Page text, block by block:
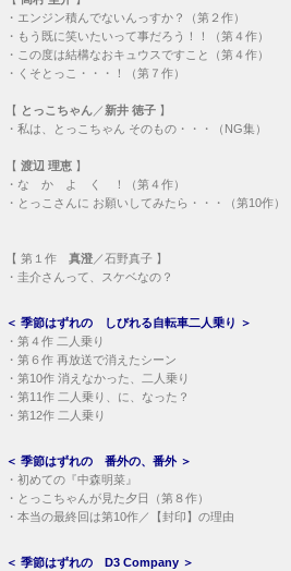
・ エンジン積んでないんっすか？（第２作）
・ もう既に笑いたいって事だろう！！（第４作）
・ この度は結構なおキュウスですこと（第４作）
・ くそとっこ・・・！（第７作）
【 とっこちゃん ／新井 徳子 】
・ 私は、とっこちゃん そのもの・・・（NG集）
【 渡辺 理恵 】
・ な か よ く ！（第４作）
・ とっこさんに お願いしてみたら・・・（第10作）
【 第１作 真澄 ／石野真子 】
・ 圭介さんって、スケベなの？
＜ 季節はずれの しびれる自転車二人乗り ＞
・ 第４作 二人乗り
・ 第６作 再放送で消えたシーン
・ 第10作 消えなかった、二人乗り
・ 第11作 二人乗り、に、なった？
・ 第12作 二人乗り
＜ 季節はずれの 番外の、番外＞
・ 初めての『中森明菜』
・ とっこちゃんが見た夕日（第８作）
・ 本当の最終回は第10作／【封印】の理由
＜ 季節はずれの D3 Company ＞